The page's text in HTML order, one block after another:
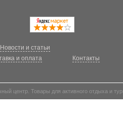
Новости и статьи
и оплата Контакты
центр. Товары для активного отдыха и